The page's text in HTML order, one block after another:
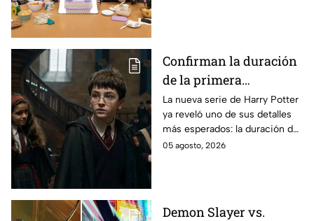
Confirman la duración
de la primera
temporada de Harry
Potter y emocionará a
los fans de los libros
La nueva serie de Harry Potter
ya reveló uno de sus detalles
más esperados: la duración de
la primera temporada basada
05 agosto, 2026
Demon Slayer vs.